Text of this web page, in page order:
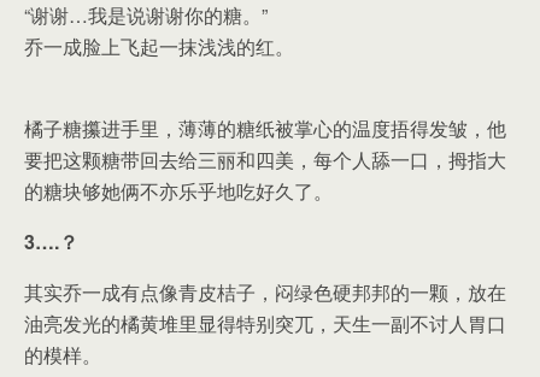
“谢谢…我是说谢谢你的糖。”
乔一成脸上飞起一抹浅浅的红。
橘子糖攥进手里，薄薄的糖纸被掌心的温度捂得发皱，他
要把这颗糖带回去给三丽和四美，每个人舔一口，拇指大
的糖块够她俩不亦乐乎地吃好久了。
3….？
其实乔一成有点像青皮桔子，闷绿色硬邦邦的一颗，放在
油亮发光的橘黄堆里显得特别突兀，天生一副不讨人胃口
的模样。